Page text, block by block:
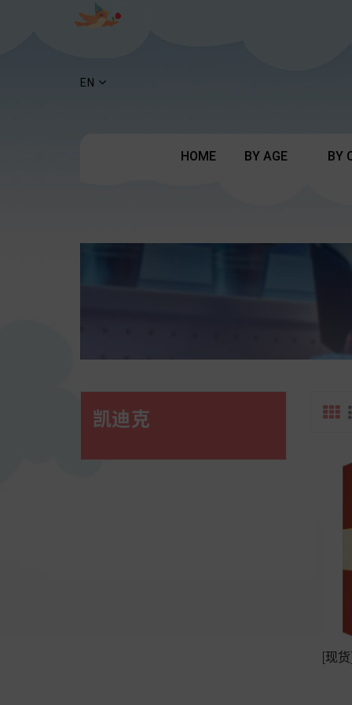
EN
HOME BY AGE BY
凯迪克
[现